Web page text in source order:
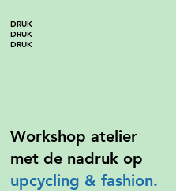
DRUK
DRUK
DRUK
Workshop atelier
met de nadruk op
upcycling & fashion.